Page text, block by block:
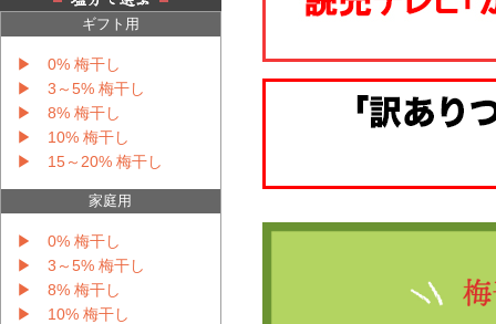
ギフト用
▶ 0% 梅干し
▶ 3～5% 梅干し
▶ 8% 梅干し
▶ 10% 梅干し
▶ 15～20% 梅干し
家庭用
▶ 0% 梅干し
▶ 3～5% 梅干し
▶ 8% 梅干し
▶ 10% 梅干し